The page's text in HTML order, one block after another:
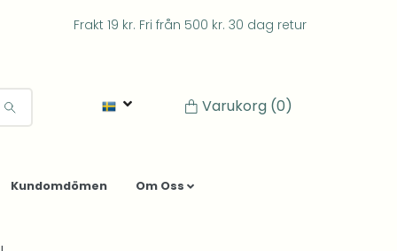
Frakt 19 kr. Fri från 500 kr. 30 dag retur
Varukorg (0)
Kundomdömen Om Oss